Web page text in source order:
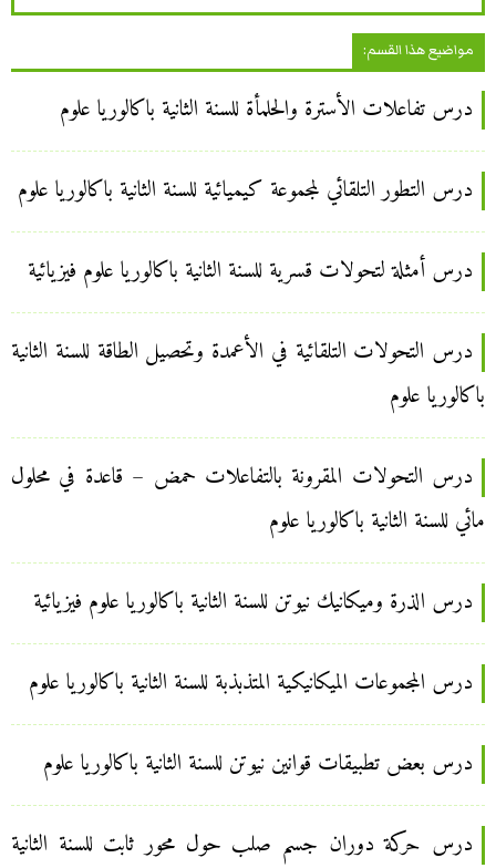
مواضيع هذا القسم:
درس تفاعلات الأسترة والحلمأة للسنة الثانية باكالوريا علوم
درس التطور التلقائي لمجموعة كيميائية للسنة الثانية باكالوريا علوم
درس أمثلة لتحولات قسرية للسنة الثانية باكالوريا علوم فيزيائية
درس التحولات التلقائية في الأعمدة وتحصيل الطاقة للسنة الثانية
باكالوريا علوم
درس التحولات المقرونة بالتفاعلات حمض – قاعدة في محلول
مائي للسنة الثانية باكالوريا علوم
درس الذرة وميكانيك نيوتن للسنة الثانية باكالوريا علوم فيزيائية
درس المجموعات الميكانيكية المتذبذبة للسنة الثانية باكالوريا علوم
درس بعض تطبيقات قوانين نيوتن للسنة الثانية باكالوريا علوم
درس حركة دوران جسم صلب حول محور ثابت للسنة الثانية